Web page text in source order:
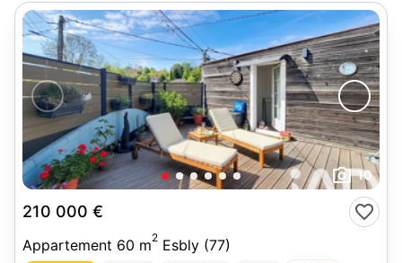
10
210 000 €
Appartement 60 m2 Esbly (77)